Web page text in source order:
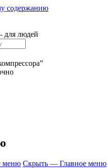
содержанию
для людей
меню Скрыть — Главное меню